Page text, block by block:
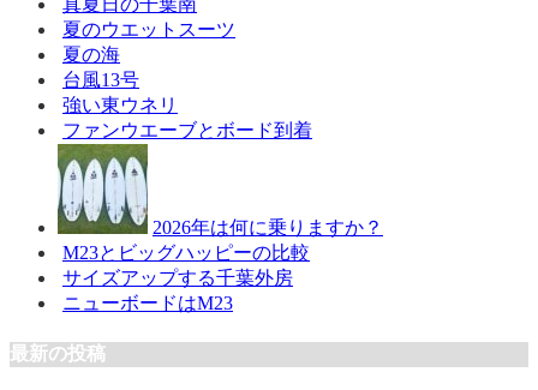
夏のウエットスーツ
夏の海
台風13号
強い東ウネリ
ファンウエーブとボード到着
2026年は何に乗りますか？
M23とビッグハッピーの比較
サイズアップする千葉外房
ニューボードはM23
最新の投稿